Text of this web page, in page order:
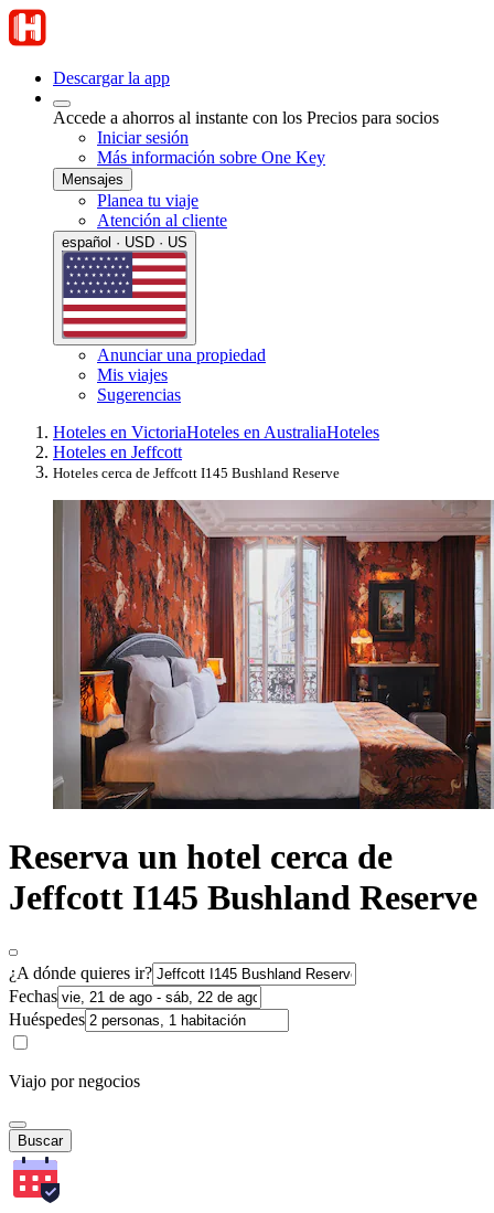
Descargar la app
Accede a ahorros al instante con los Precios para socios
Iniciar sesión
Más información sobre One Key
Mensajes
Planea tu viaje
Atención al cliente
español · USD · US
Anunciar una propiedad
Mis viajes
Sugerencias
Hoteles en VictoriaHoteles en AustraliaHoteles
Hoteles en Jeffcott
Hoteles cerca de Jeffcott I145 Bushland Reserve
Reserva un hotel cerca de
Jeffcott I145 Bushland Reserve
¿A dónde quieres ir?
Fechas
Huéspedes
Viajo por negocios
Buscar